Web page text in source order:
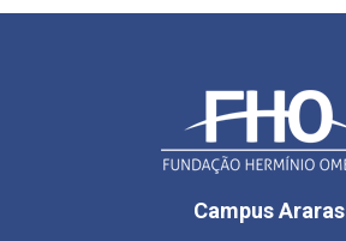
Campus Araras